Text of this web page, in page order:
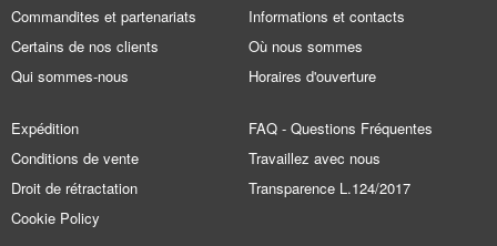
Commandites et partenariats
Certains de nos clients
Qui sommes-nous
Informations et contacts
Où nous sommes
Horaires d'ouverture
Expédition
Conditions de vente
Droit de rétractation
Cookie Policy
FAQ - Questions Fréquentes
Travaillez avec nous
Transparence L.124/2017